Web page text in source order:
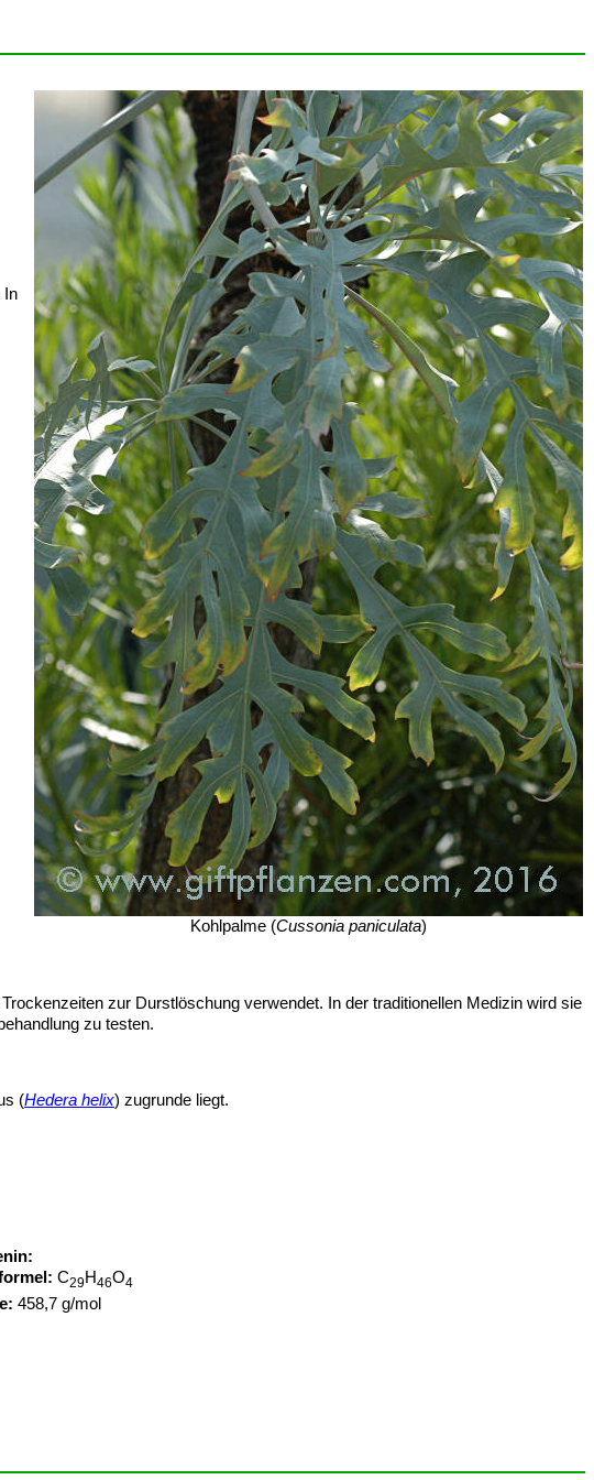
In
Kohlpalme (Cussonia paniculata)
zur Durstlöschung verwendet. In der traditionellen Medizin wird sie
zu testen.
(Hedera helix) zugrunde liegt.
C29H46O4
458,7 g/mol